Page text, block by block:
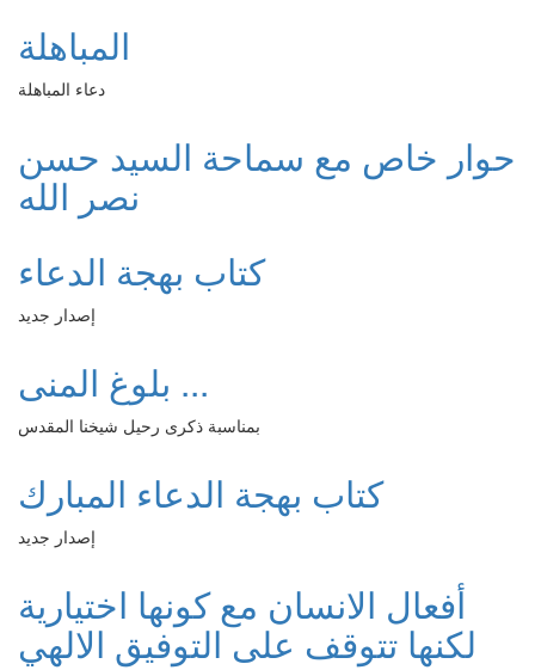
المباهلة
دعاء المباهلة
حوار خاص مع سماحة السيد حسن
نصر الله
كتاب بهجة الدعاء
إصدار جديد
بلوغ المنى ...
بمناسبة ذكرى رحيل شيخنا المقدس
كتاب بهجة الدعاء المبارك
إصدار جديد
أفعال الانسان مع كونها اختيارية
لكنها تتوقف على التوفيق الالهي